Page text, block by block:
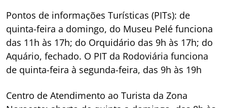
Pontos de informações Turísticas (PITs): de
quinta-feira a domingo, do Museu Pelé funciona
das 11h às 17h; do Orquidário das 9h às 17h; do
Aquário, fechado. O PIT da Rodoviária funciona
de quinta-feira à segunda-feira, das 9h às 19h
Centro de Atendimento ao Turista da Zona